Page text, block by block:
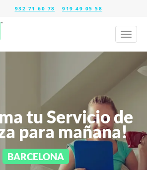
932 71 60 78 919 49 05 58
Toggle
tu Servicio de
para mañana!
BARCELONA